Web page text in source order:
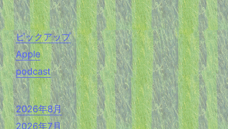
ピックアップ
Apple
podcast
2026年8月
2026年7月